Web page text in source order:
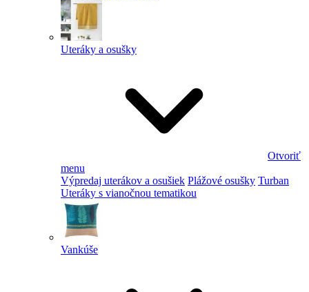
Uteráky a osušky
Otvoriť
menu
Výpredaj uterákov a osušiek Plážové osušky Turban
Uteráky s vianočnou tematikou
Vankúše